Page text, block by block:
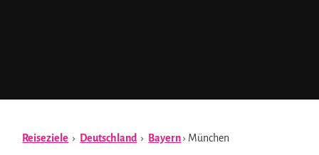
Reiseziele › Deutschland › Bayern› München